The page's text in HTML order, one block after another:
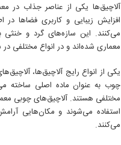
آلاچیق‌ها یکی از عناصر جذاب در
افزایش زیبایی و کاربری فضاها
می‌کنند. این سازه‌های گرد و خنثی
معماری شده‌اند و در انواع مختلفی
یکی از انواع رایج آلاچیق‌ها،
چوب به عنوان ماده اصلی ساخته
مختلفی هستند. آلاچیق‌های چوبی
استفاده می‌شوند و مکان‌هایی
می‌کنند.